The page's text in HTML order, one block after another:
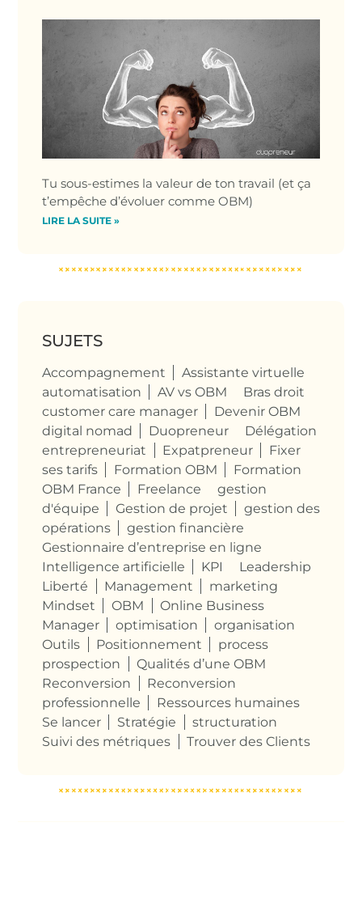
Tu sous-estimes la valeur de ton travail (et ça
t’empêche d’évoluer comme OBM)
LIRE LA SUITE »
SUJETS
Accompagnement
Assistante virtuelle
automatisation
AV vs OBM
Bras droit
customer care manager
Devenir OBM
digital nomad
Duopreneur
Délégation
entrepreneuriat
Expatpreneur
Fixer
ses tarifs
Formation OBM
Formation
OBM France
Freelance
gestion
d'équipe
Gestion de projet
gestion des
opérations
gestion financière
Gestionnaire d’entreprise en ligne
Intelligence artificielle
KPI
Leadership
Liberté
Management
marketing
Mindset
OBM
Online Business
Manager
optimisation
organisation
Outils
Positionnement
process
prospection
Qualités d’une OBM
Reconversion
Reconversion
professionnelle
Ressources humaines
Se lancer
Stratégie
structuration
Suivi des métriques
Trouver des Clients